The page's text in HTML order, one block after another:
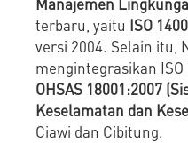
terbaru, yaitu ISO
versi 2004. Selain itu,
mengintegrasikan ISO
OHSAS 18001:2007
Keselamatan dan
Ciawi dan Cibitung.